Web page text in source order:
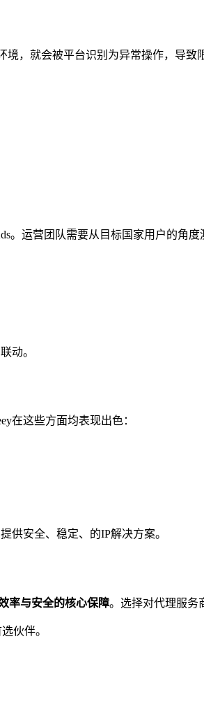
，就会被平台识别为异常操作，导致
。运营团队需要从目标国家用户的角
动。
在这些方面均表现出色：
供安全、稳定、的IP解决方案。
率与安全的核心保障。选择对代理服务
伙伴。